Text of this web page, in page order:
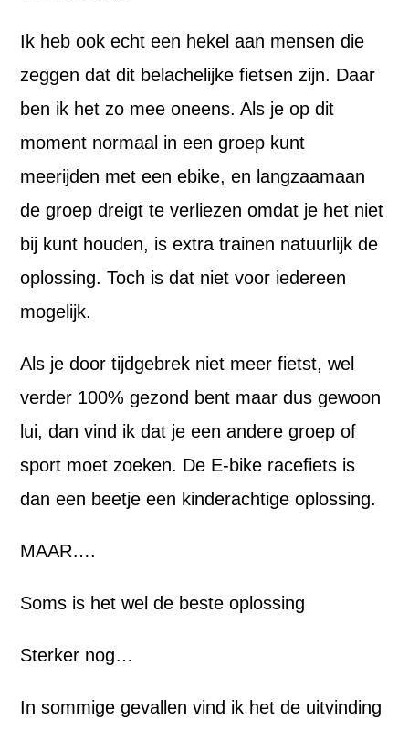
Ik heb ook echt een hekel aan mensen die
zeggen dat dit belachelijke fietsen zijn. Daar
ben ik het zo mee oneens. Als je op dit
moment normaal in een groep kunt
meerijden met een ebike, en langzaamaan
de groep dreigt te verliezen omdat je het niet
bij kunt houden, is extra trainen natuurlijk de
oplossing. Toch is dat niet voor iedereen
mogelijk.
Als je door tijdgebrek niet meer fietst, wel
verder 100% gezond bent maar dus gewoon
lui, dan vind ik dat je een andere groep of
sport moet zoeken. De E-bike racefiets is
dan een beetje een kinderachtige oplossing.
MAAR….
Soms is het wel de beste oplossing
Sterker nog…
In sommige gevallen vind ik het de uitvinding